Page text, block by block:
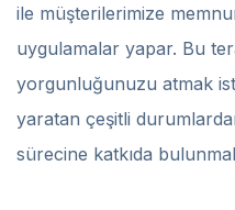
ile müşterilerimize
uygulamalar yapar. Bu
yorgunluğunuzu atmak
yaratan çeşitli
sürecine katkıda